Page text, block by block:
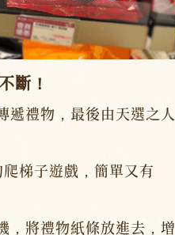
斷！
遞禮物，最後由天選之人
梯子遊戲，簡單又有
，將禮物紙條放進去，增